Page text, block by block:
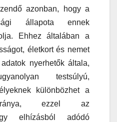
azonban, hogy a
állapota ennek
Ehhez általában a
életkort és nemet
nyerhetők általa,
testsúlyú,
különbözhet a
aránya, ezzel az
elhízásból adódó